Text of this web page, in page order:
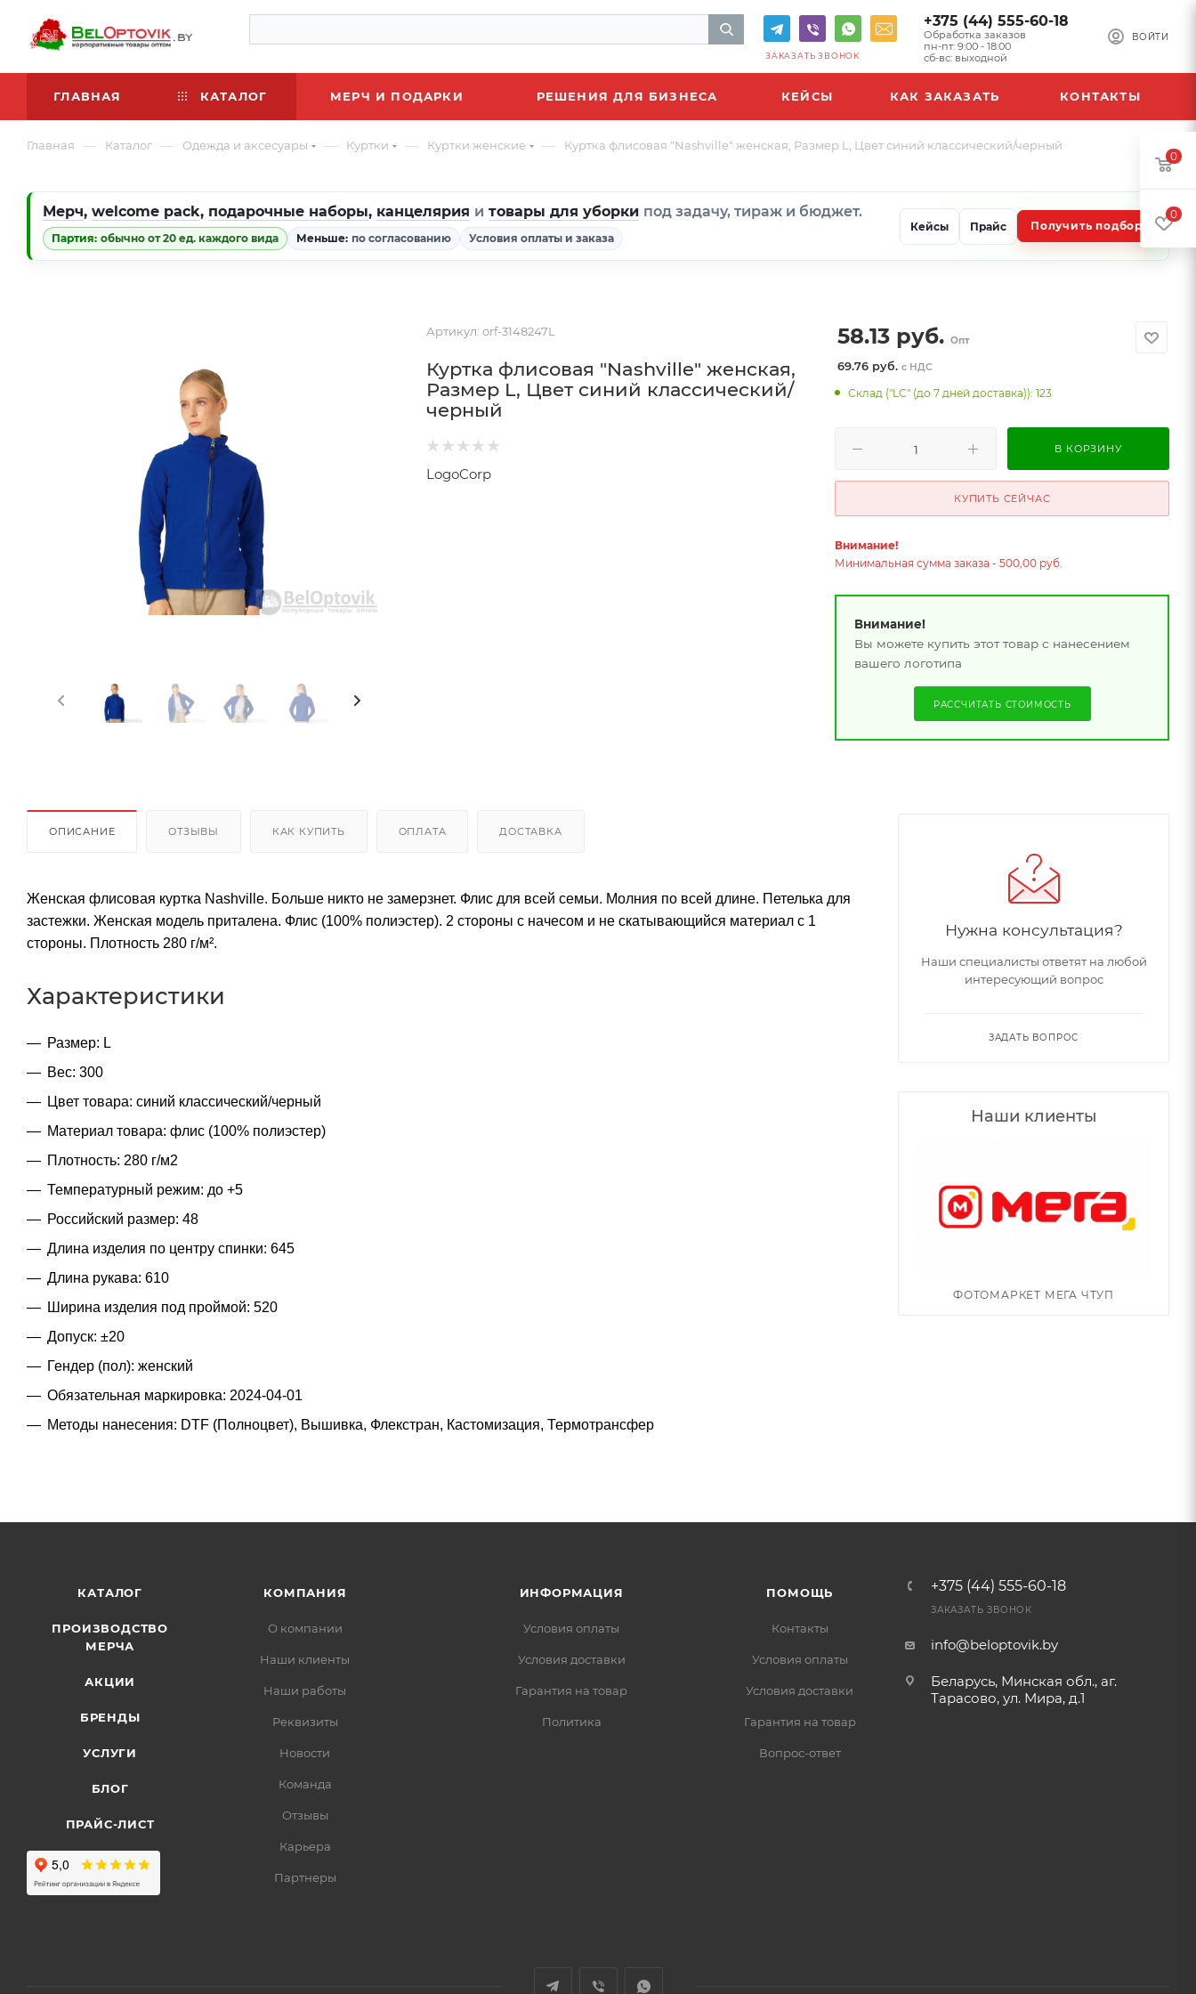
ВОЙТИ
+375 (44) 555-60-18
Обработка заказов
пн-пт: 9:00 - 18:00
сб-вс: выходной
ЗАКАЗАТЬ ЗВОНОК
ГЛАВНАЯ КАТАЛОГ МЕРЧ И ПОДАРКИ РЕШЕНИЯ ДЛЯ БИЗНЕСА КЕЙСЫ КАК ЗАКАЗАТЬ КОНТАКТЫ
Главная — Каталог — Одежда и аксесуары — Куртки — Куртки женские — Куртка флисовая "Nashville" женская, Размер L, Цвет синий классический/черный
Мерч, welcome pack, подарочные наборы, канцелярия и товары для уборки под задачу, тираж и бюджет.
Партия: обычно от 20 ед. каждого вида Меньше: по согласованию Условия оплаты и заказа
Кейсы Прайс Получить подбор
Артикул: orf-3148247L
Куртка флисовая "Nashville" женская,
Размер L, Цвет синий классический/
черный
LogoCorp
58.13 руб. Опт
69.76 руб.с НДС
Склад ("LC" (до 7 дней доставка)): 123
В КОРЗИНУ
КУПИТЬ СЕЙЧАС
Внимание!
Минимальная сумма заказа - 500,00 руб.
Внимание!
Вы можете купить этот товар с нанесением
вашего логотипа
РАССЧИТАТЬ СТОИМОСТЬ
ОПИСАНИЕ ОТЗЫВЫ КАК КУПИТЬ ОПЛАТА ДОСТАВКА
Женская флисовая куртка Nashville. Больше никто не замерзнет. Флис для всей семьи. Молния по всей длине. Петелька для
застежки. Женская модель приталена. Флис (100% полиэстер). 2 стороны с начесом и не скатывающийся материал с 1
стороны. Плотность 280 г/м².
Характеристики
Размер: L
Вес: 300
Цвет товара: синий классический/черный
Материал товара: флис (100% полиэстер)
Плотность: 280 г/м2
Температурный режим: до +5
Российский размер: 48
Длина изделия по центру спинки: 645
Длина рукава: 610
Ширина изделия под проймой: 520
Допуск: ±20
Гендер (пол): женский
Обязательная маркировка: 2024-04-01
Методы нанесения: DTF (Полноцвет), Вышивка, Флекстран, Кастомизация, Термотрансфер
Нужна консультация?
Наши специалисты ответят на любой
интересующий вопрос
ЗАДАТЬ ВОПРОС
Наши клиенты
ФОТОМАРКЕТ МЕГА ЧТУП
КАТАЛОГ
ПРОИЗВОДСТВО
МЕРЧА
АКЦИИ
БРЕНДЫ
УСЛУГИ
БЛОГ
ПРАЙС-ЛИСТ
КОМПАНИЯ
О компании
Наши клиенты
Наши работы
Реквизиты
Новости
Команда
Отзывы
Карьера
Партнеры
ИНФОРМАЦИЯ
Условия оплаты
Условия доставки
Гарантия на товар
Политика
ПОМОЩЬ
Контакты
Условия оплаты
Условия доставки
Гарантия на товар
Вопрос-ответ
+375 (44) 555-60-18
ЗАКАЗАТЬ ЗВОНОК
info@beloptovik.by
Беларусь, Минская обл., аг.
Тарасово, ул. Мира, д.1
0
0